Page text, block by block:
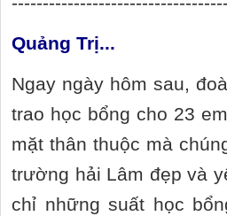
Quảng Trị...
Ngay ngày hôm sau,
trao học bổng cho 23
mặt thân thuộc mà
trường hải Lâm đẹp và
chỉ những suất học